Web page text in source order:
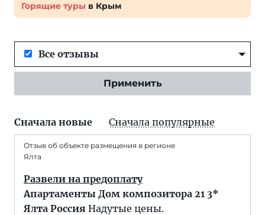
Горящие туры в Крым
Все отзывы
Применить
Сначала новые Сначала популярные
Отзыв об объекте размещения в регионе
Ялта
Развели на предоплату
Апартаменты Дом композитора 21 3*
Ялта Россия Надутые цены.